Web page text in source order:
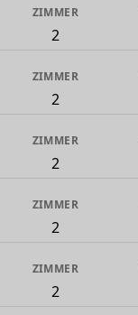
ZIMMER
2
ZIMMER
2
ZIMMER
2
ZIMMER
2
ZIMMER
2